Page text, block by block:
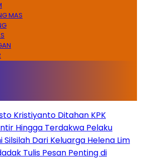
MAS
Kristiyanto Ditahan KPK
Hingga Terdakwa Pelaku
Silsilah Dari Keluarga Helena Lim
Tulis Pesan Penting di